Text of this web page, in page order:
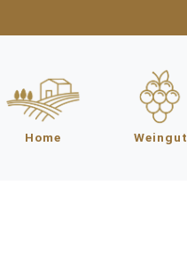
Home Weingut